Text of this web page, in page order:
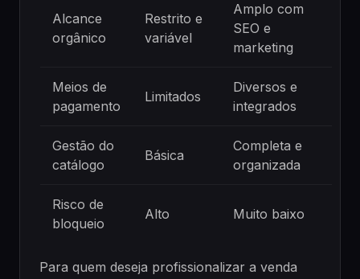
Alcance
orgânico
Restrito e
variável
Amplo com
SEO e
marketing
Meios de
pagamento
Limitados
Diversos e
integrados
Gestão do
catálogo
Básica
Completa e
organizada
Risco de
bloqueio
Alto Muito baixo
Para quem deseja profissionalizar a venda